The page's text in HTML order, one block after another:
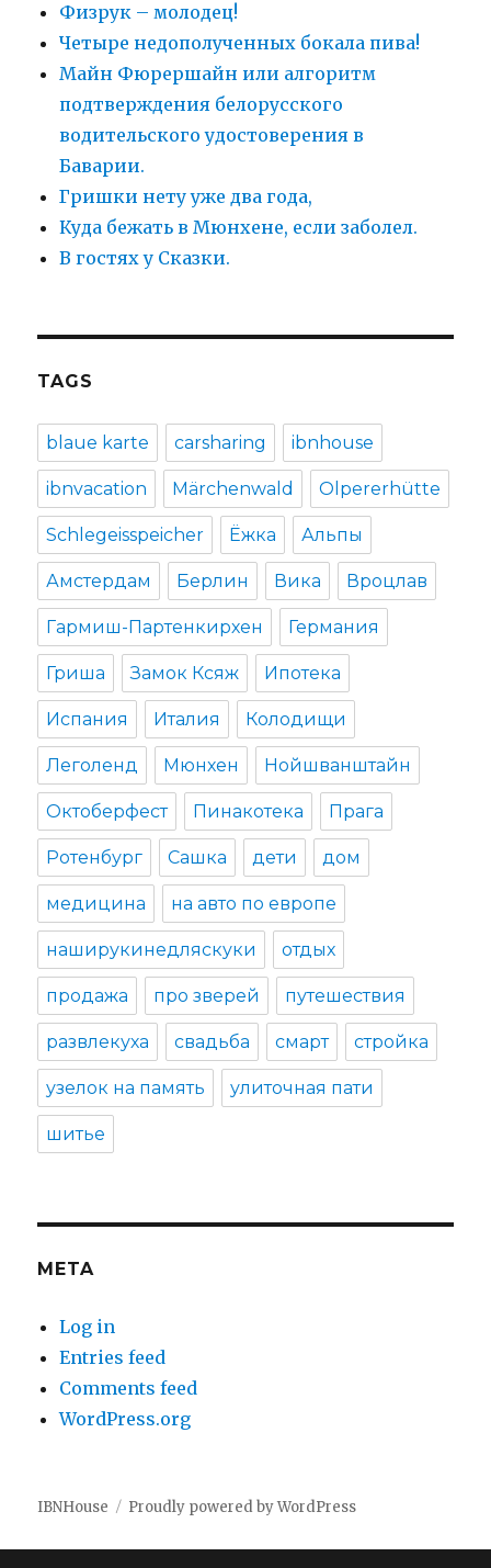
Физрук – молодец!
Четыре недополученных бокала пива!
Майн Фюрершайн или алгоритм
подтверждения белорусского
водительского удостоверения в
Баварии.
Гришки нету уже два года,
Куда бежать в Мюнхене, если заболел.
В гостях у Сказки.
TAGS
blaue karte carsharing ibnhouse
ibnvacation Märchenwald Olpererhütte
Schlegeisspeicher Ёжка Альпы
Амстердам Берлин Вика Вроцлав
Гармиш-Партенкирхен Германия
Гриша Замок Ксяж Ипотека
Испания Италия Колодищи
Леголенд Мюнхен Нойшванштайн
Октоберфест Пинакотека Прага
Ротенбург Сашка дети дом
медицина на авто по европе
наширукинедляскуки отдых
продажа про зверей путешествия
развлекуха свадьба смарт стройка
узелок на память улиточная пати
шитье
META
Log in
Entries feed
Comments feed
WordPress.org
IBNHouse Proudly powered by WordPress